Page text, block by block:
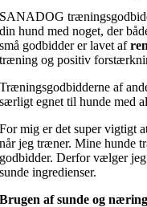
SANADOG
din hund med noget, der
små godbidder er lavet af
træning og positiv
Træningsgodbidderne af
særligt egnet til hunde med
For mig er det super vigtigt
når jeg træner. Mine hunde
godbidder. Derfor vælger
sunde ingredienser.
Brugen af sunde og